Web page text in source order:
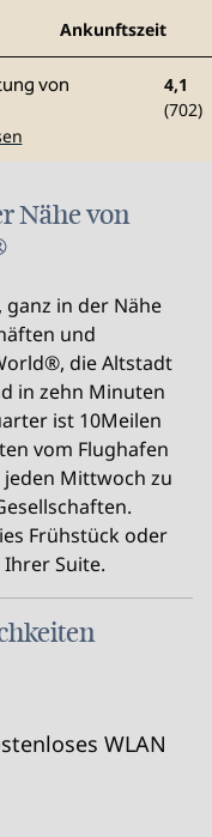
Ankunftszeit
4,1
(702)
Nähe von
ganz in der Nähe
und
die Altstadt
in zehn Minuten
ist 10Meilen
vom Flughafen
jeden Mittwoch zu
Frühstück oder
Suite.
WLAN